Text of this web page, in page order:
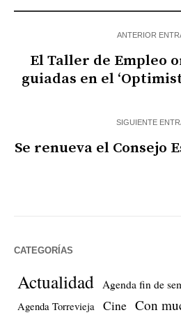
ANTERIOR
El Taller de Empleo
guiadas en el
SIGUIENTE
Se renueva el Consejo
CATEGORÍAS
Actualidad Agenda fin de
Agenda Torrevieja Cine Con